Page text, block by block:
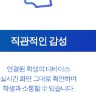
직관적인 감성
연결된 학생의 디바이스
실시간 화면 그대로 확인하며
학생과 소통할 수 있습니다.